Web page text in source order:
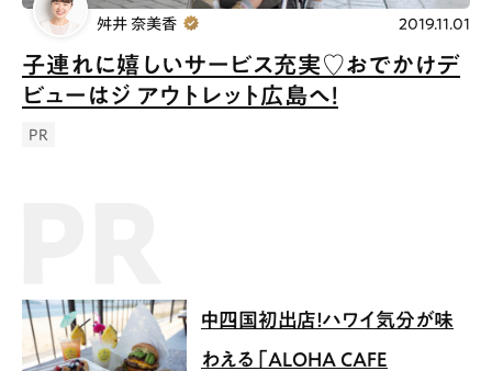
子連れに嬉しいサービス充実♡おでかけデ
ビューはジ アウトレット広島へ！
PR
舛井 奈美香 2019.11.01
中四国初出店！ハワイ気分が味
わえる「ALOHA CAFE